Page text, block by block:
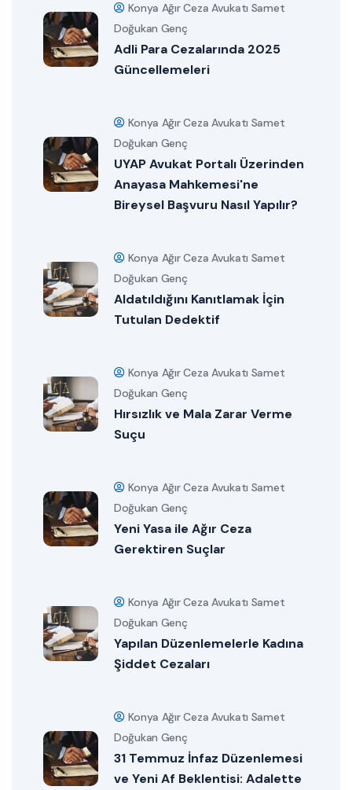
Konya Ağır Ceza Avukatı Samet
Doğukan Genç
Adli Para Cezalarında 2025
Güncellemeleri
Konya Ağır Ceza Avukatı Samet
Doğukan Genç
UYAP Avukat Portalı Üzerinden
Anayasa Mahkemesi'ne
Bireysel Başvuru Nasıl Yapılır?
Konya Ağır Ceza Avukatı Samet
Doğukan Genç
Aldatıldığını Kanıtlamak İçin
Tutulan Dedektif
Konya Ağır Ceza Avukatı Samet
Doğukan Genç
Hırsızlık ve Mala Zarar Verme
Suçu
Konya Ağır Ceza Avukatı Samet
Doğukan Genç
Yeni Yasa ile Ağır Ceza
Gerektiren Suçlar
Konya Ağır Ceza Avukatı Samet
Doğukan Genç
Yapılan Düzenlemelerle Kadına
Şiddet Cezaları
Konya Ağır Ceza Avukatı Samet
Doğukan Genç
31 Temmuz İnfaz Düzenlemesi
ve Yeni Af Beklentisi: Adalette